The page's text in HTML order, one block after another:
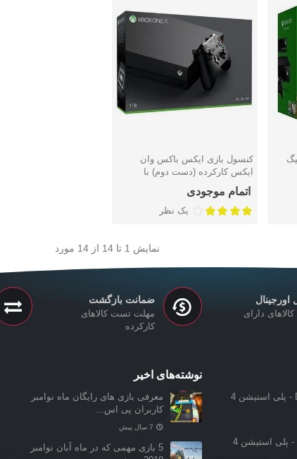
وان 500 گیگ
نمایش سریع
کنسول بازی ایکس باکس وان
ایکس کارکرده (دست دوم) با
گارانتی سلامت محصول
اتمام موجودی
یک نظر
نمایش 1 تا 14 از 14 مورد
دارای
ضمانت بازگشت
مهلت تست کالاهای
کارکرده
نوشته‌های اخیر
معرفی بازی‌ های رایگان ماه نوامبر
کاربران پی اس...
7 سال پیش
5 بازی مهمی که در ماه آبان نوامبر